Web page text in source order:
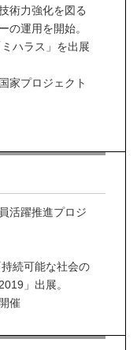
術力強化を図る
の運用を開始。
ハラス」を出展
家プロジェクト
活躍推進プロジ
続可能な社会の
」出展。
催